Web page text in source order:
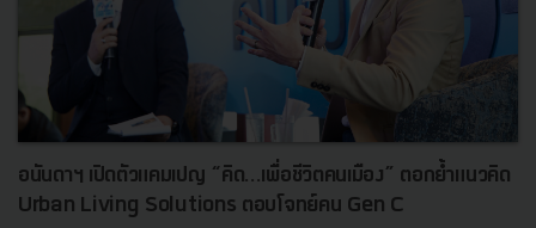
อนันดาฯ เปิดตัวแคมเปญ “คิด...เพื่อชีวิตคนเมือง” ตอกย้ำแนวคิด
Urban Living Solutions ตอบโจทย์คน Gen C